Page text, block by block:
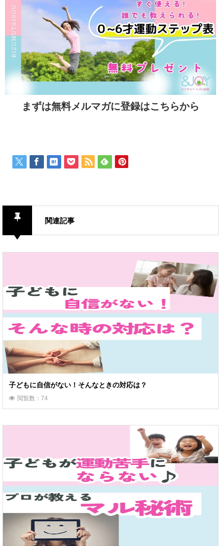
まずは無料メルマガに登録はこちらから
関連記事
子どもに自信がない！そんなときの対応は？
閲覧数：74